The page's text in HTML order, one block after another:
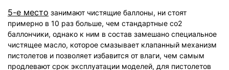
5-е место занимают чистящие баллоны, ни стоят
примерно в 10 раз больше, чем стандартные со2
баллончики, однако к ним в состав замешано специальное
чистящее масло, которое смазывает клапанный механизм
пистолетов и позволяет избавится от влаги, чем самым
продлевают срок эксплуатации моделей, для пистолетов